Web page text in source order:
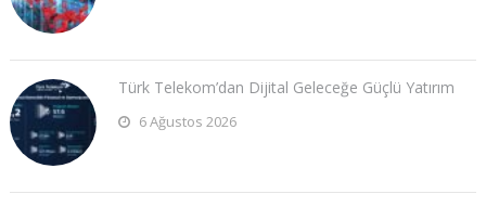
Türk Telekom’dan Dijital Geleceğe Güçlü Yatırım
6 Ağustos 2026